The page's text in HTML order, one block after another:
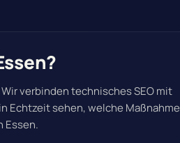
verbinden technisches SEO mit
Echtzeit sehen, welche
Essen.